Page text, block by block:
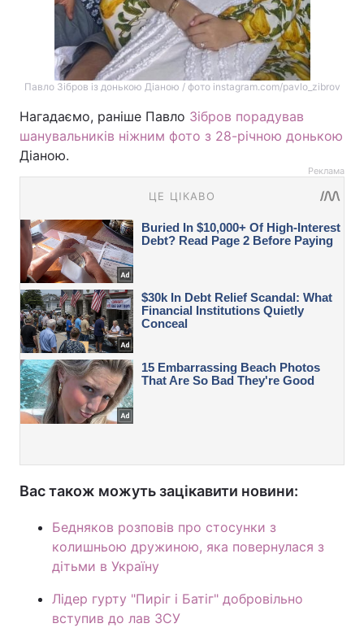
Павло Зібров із донькою Діаною / фото instagram.com/pavlo_zibrov
Нагадаємо, раніше Павло Зібров порадував
шанувальників ніжним фото з 28-річною донькою
Діаною.
Реклама
Вас також можуть зацікавити новини:
Бедняков розповів про стосунки з
колишньою дружиною, яка повернулася з
дітьми в Україну
Лідер гурту "Пиріг і Батіг" добровільно
вступив до лав ЗСУ